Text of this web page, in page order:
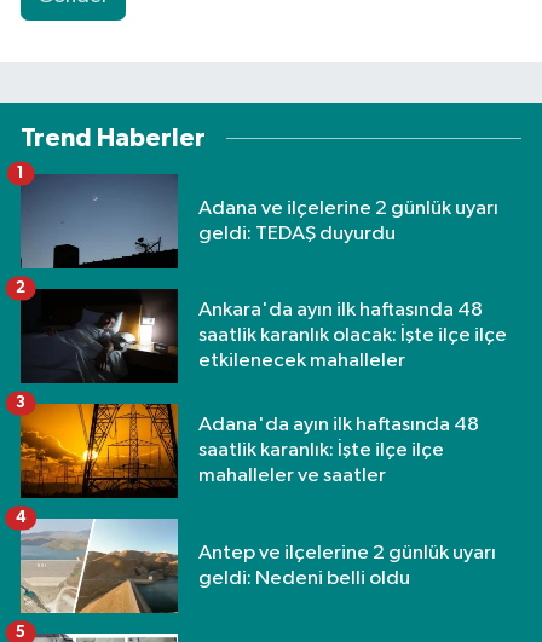
Trend Haberler
Adana ve ilçelerine 2 günlük uyarı
geldi: TEDAŞ duyurdu
1
Ankara'da ayın ilk haftasında 48
saatlik karanlık olacak: İşte ilçe ilçe
etkilenecek mahalleler
2
Adana'da ayın ilk haftasında 48
saatlik karanlık: İşte ilçe ilçe
mahalleler ve saatler
3
Antep ve ilçelerine 2 günlük uyarı
geldi: Nedeni belli oldu
4
5